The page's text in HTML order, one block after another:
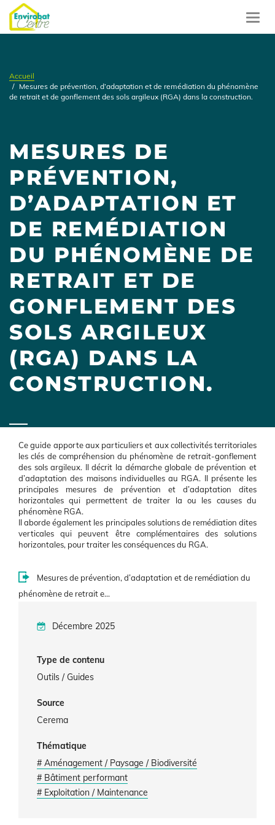
Aller
au
contenu
Accueil
Mesures de prévention, d’adaptation et de remédiation du phénomène
de retrait et de gonflement des sols argileux (RGA) dans la construction.
MESURES DE
PRÉVENTION,
D’ADAPTATION ET
DE REMÉDIATION
DU PHÉNOMÈNE DE
RETRAIT ET DE
GONFLEMENT DES
SOLS ARGILEUX
(RGA) DANS LA
CONSTRUCTION.
Ce guide apporte aux particuliers et aux collectivités territoriales
les clés de compréhension du phénomène de retrait-gonflement
des sols argileux. Il décrit la démarche globale de prévention et
d’adaptation des maisons individuelles au RGA. Il présente les
principales mesures de prévention et d’adaptation dites
horizontales qui permettent de traiter la ou les causes du
phénomène RGA.
Il aborde également les principales solutions de remédiation dites
verticales qui peuvent être complémentaires des solutions
horizontales, pour traiter les conséquences du RGA.
Mesures de prévention, d’adaptation et de remédiation du
phénomène de retrait e…
Décembre 2025
Type de contenu
Outils / Guides
Source
Cerema
Thématique
# Aménagement / Paysage / Biodiversité
# Bâtiment performant
# Exploitation / Maintenance